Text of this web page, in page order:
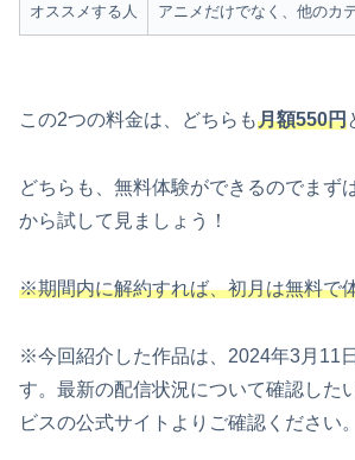
オススメする人 アニメだけでなく、他のカ
この2つの料金は、どちらも月額550円
どちらも、無料体験ができるのでまず
から試して見ましょう！
※期間内に解約すれば、初月は無料で
※今回紹介した作品は、2024年3月11
す。最新の配信状況について確認した
ビスの公式サイトよりご確認ください。